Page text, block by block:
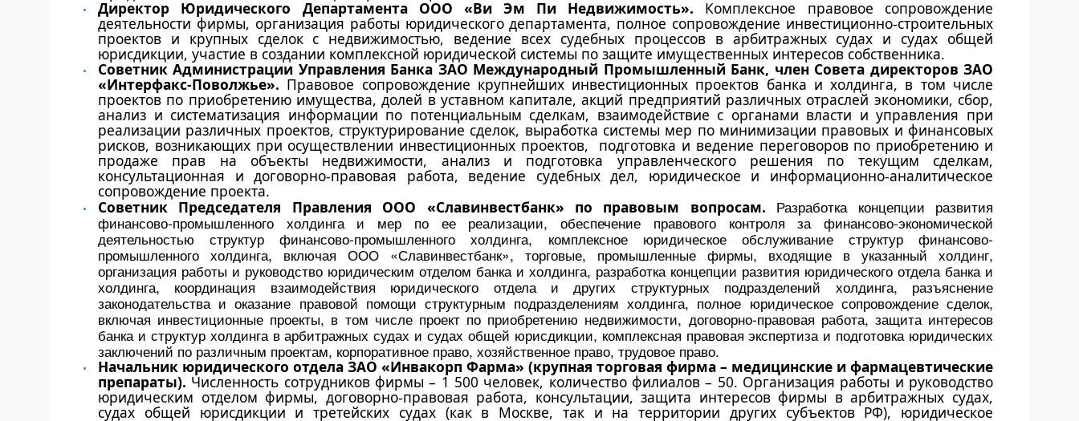
Директор Юридического Департамента ООО «Ви Эм Пи Недвижимость». Комплексное правовое сопровождение
деятельности фирмы, организация работы юридического департамента, полное сопровождение инвестиционно-строительных
проектов и крупных сделок с недвижимостью, ведение всех судебных процессов в арбитражных судах и судах общей
юрисдикции, участие в создании комплексной юридической системы по защите имущественных интересов собственника.
Советник Администрации Управления Банка ЗАО Международный Промышленный Банк, член Совета директоров ЗАО
«Интерфакс-Поволжье». Правовое сопровождение крупнейших инвестиционных проектов банка и холдинга, в том числе
проектов по приобретению имущества, долей в уставном капитале, акций предприятий различных отраслей экономики, сбор,
анализ и систематизация информации по потенциальным сделкам, взаимодействие с органами власти и управления при
реализации различных проектов, структурирование сделок, выработка системы мер по минимизации правовых и финансовых
рисков, возникающих при осуществлении инвестиционных проектов, подготовка и ведение переговоров по приобретению и
продаже прав на объекты недвижимости, анализ и подготовка управленческого решения по текущим сделкам,
консультационная и договорно-правовая работа, ведение судебных дел, юридическое и информационно-аналитическое
сопровождение проекта.
Советник Председателя Правления ООО «Славинвестбанк» по правовым вопросам.
Разработка концепции развития
финансово-промышленного холдинга и мер по ее реализации, обеспечение правового контроля за финансово-экономической
деятельностью структур финансово-промышленного холдинга, комплексное юридическое обслуживание структур финансово-
промышленного холдинга, включая ООО «Славинвестбанк», торговые, промышленные фирмы, входящие в указанный холдинг,
организация работы и руководство юридическим отделом банка и холдинга, разработка концепции развития юридического отдела банка и
холдинга, координация взаимодействия юридического отдела и других структурных подразделений холдинга, разъяснение
законодательства и оказание правовой помощи структурным подразделениям холдинга, полное юридическое сопровождение сделок,
включая инвестиционные проекты, в том числе проект по приобретению недвижимости, договорно-правовая работа, защита интересов
банка и структур холдинга в арбитражных судах и судах общей юрисдикции, комплексная правовая экспертиза и подготовка юридических
заключений по различным проектам, корпоративное право, хозяйственное право, трудовое право.
Начальник юридического отдела ЗАО «Инвакорп Фарма» (крупная торговая фирма – медицинские и фармацевтические
препараты). Численность сотрудников фирмы – 1 500 человек, количество филиалов – 50. Организация работы и руководство
юридическим отделом фирмы, договорно-правовая работа, консультации, защита интересов фирмы в арбитражных судах,
судах общей юрисдикции и третейских судах (как в Москве, так и на территории других субъектов РФ), юридическое